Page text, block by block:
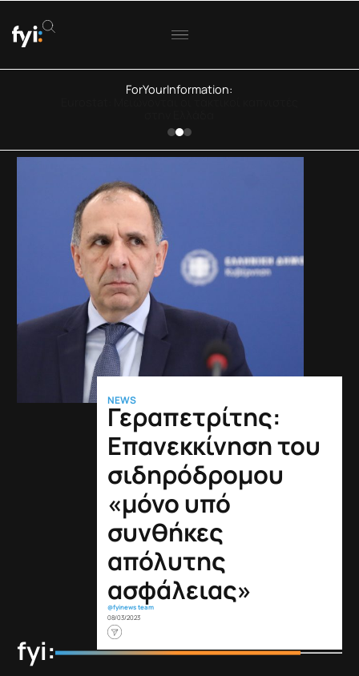
ForYourInformation:
NEWS
Γεραπετρίτης:
Επανεκκίνηση του
σιδηρόδρομου
«μόνο υπό
συνθήκες
απόλυτης
ασφάλειας»
@fyinews team
08/03/2023
fyi: